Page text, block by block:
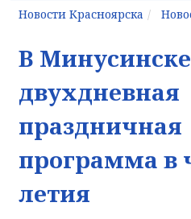
Новости Красноярска
В Минусинске
двухдневная
праздничная
программа в
летия